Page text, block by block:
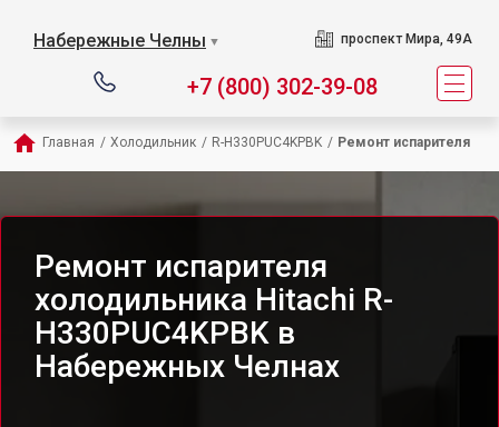
Набережные Челны ▼ проспект Мира, 49А
+7 (800) 302-39-08
Главная / Холодильник / R-H330PUC4KPBK / Ремонт испарителя
Ремонт испарителя
холодильника Hitachi R-
H330PUC4KPBK в
Набережных Челнах